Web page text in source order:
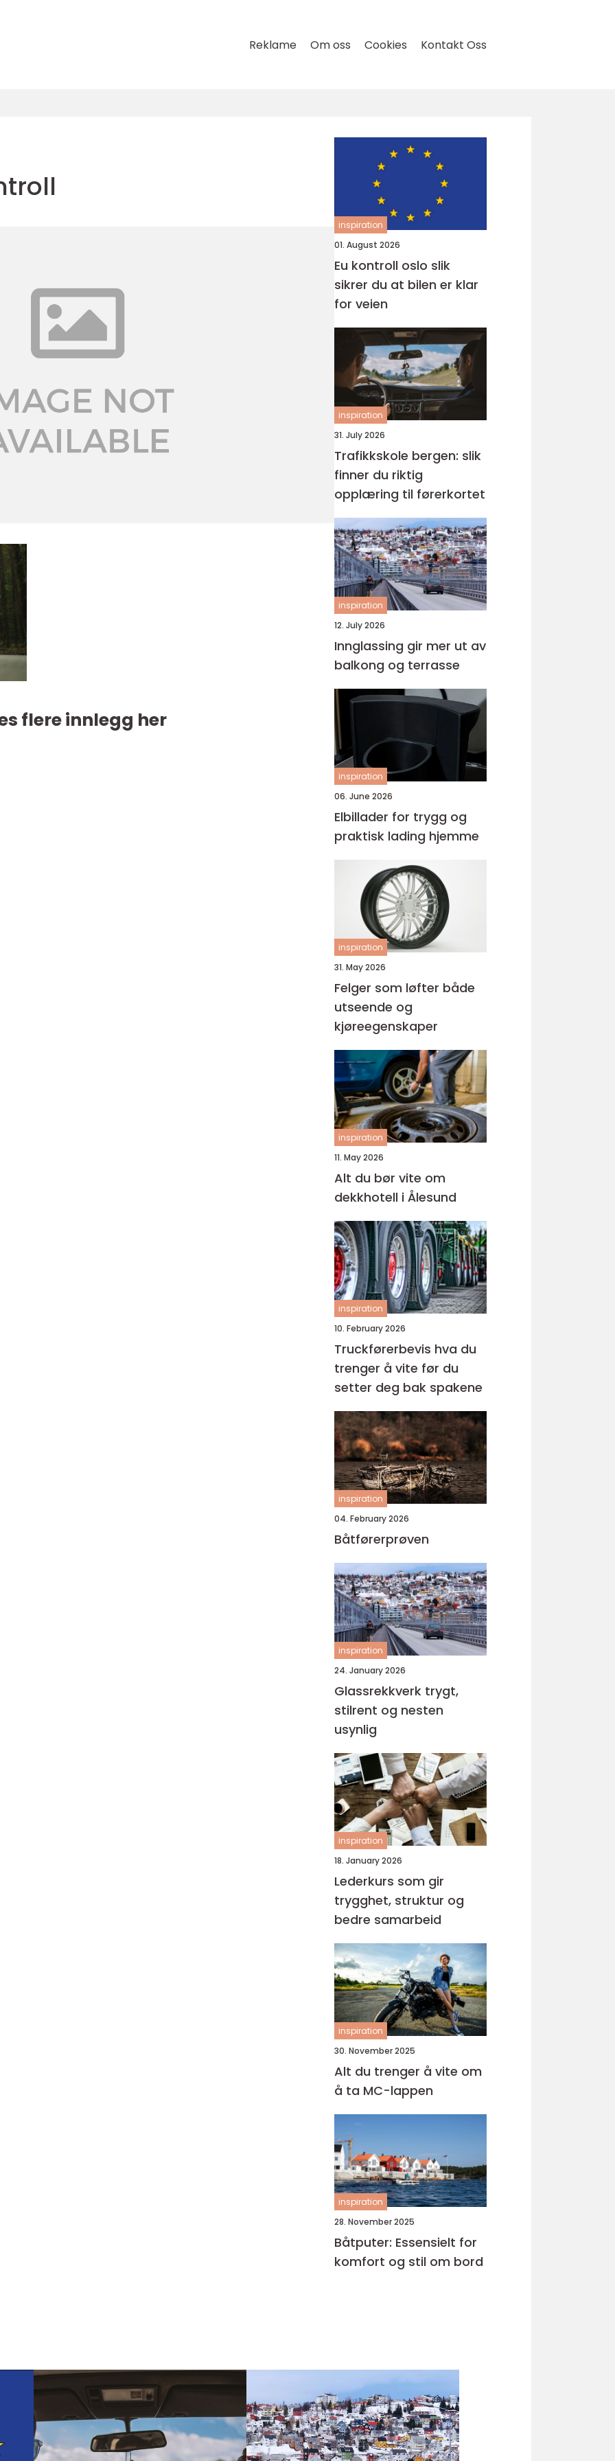
Reklame Om oss Cookies Kontakt Oss
flere innlegg her
inspiration
01. August 2026
Eu kontroll oslo slik
sikrer du at bilen er klar
for veien
inspiration
31. July 2026
Trafikkskole bergen: slik
finner du riktig
opplæring til førerkortet
inspiration
12. July 2026
Innglassing gir mer ut av
balkong og terrasse
inspiration
06. June 2026
Elbillader for trygg og
praktisk lading hjemme
inspiration
31. May 2026
Felger som løfter både
utseende og
kjøreegenskaper
inspiration
11. May 2026
Alt du bør vite om
dekkhotell i Ålesund
inspiration
10. February 2026
Truckførerbevis hva du
trenger å vite før du
setter deg bak spakene
inspiration
04. February 2026
Båtførerprøven
inspiration
24. January 2026
Glassrekkverk trygt,
stilrent og nesten
usynlig
inspiration
18. January 2026
Lederkurs som gir
trygghet, struktur og
bedre samarbeid
inspiration
30. November 2025
Alt du trenger å vite om
å ta MC-lappen
inspiration
28. November 2025
Båtputer: Essensielt for
komfort og stil om bord